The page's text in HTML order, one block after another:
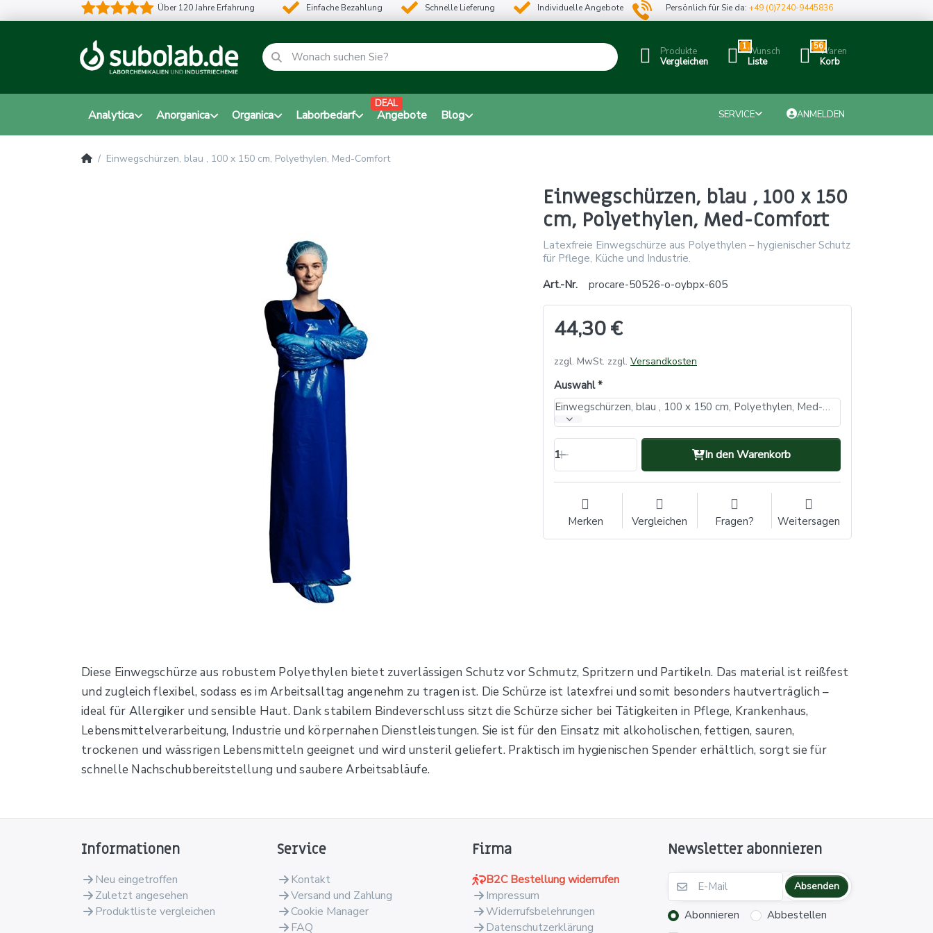
Über 120 Jahre Erfahrung Einfache Bezahlung Schnelle Lieferung Individuelle Angebote Persönlich für Sie da:+49 (0)7240-9445836
Produkte
Vergleichen
1Wunsch
Liste
56Waren
Korb
Analytica Anorganica Organica Laborbedarf Angebote
DEAL
Blog SERVICE ANMELDEN
Einwegschürzen, blau , 100 x 150 cm, Polyethylen, Med-Comfort
Einwegschürzen, blau , 100 x 150
cm, Polyethylen, Med-Comfort
Latexfreie Einwegschürze aus Polyethylen – hygienischer Schutz
für Pflege, Küche und Industrie.
Art.-Nr.
procare-50526-o-oybpx-605
44,30 €
zzgl. MwSt. zzgl. Versandkosten
Auswahl
Einwegschürzen, blau , 100 x 150 cm, Polyethylen, Med-Comfort (VE: 4, Inhalt: 50 Stück)
1 In den Warenkorb
Merken Vergleichen Fragen? Weitersagen
Diese Einwegschürze aus robustem Polyethylen bietet zuverlässigen Schutz vor Schmutz, Spritzern und Partikeln. Das material ist reißfest
und zugleich flexibel, sodass es im Arbeitsalltag angenehm zu tragen ist. Die Schürze ist latexfrei und somit besonders hautverträglich –
ideal für Allergiker und sensible Haut. Dank stabilem Bindeverschluss sitzt die Schürze sicher bei Tätigkeiten in Pflege, Krankenhaus,
Lebensmittelverarbeitung, Industrie und körpernahen Dienstleistungen. Sie ist für den Einsatz mit alkoholischen, fettigen, sauren,
trockenen und wässrigen Lebensmitteln geeignet und wird unsteril geliefert. Praktisch im hygienischen Spender erhältlich, sorgt sie für
schnelle Nachschubbereitstellung und saubere Arbeitsabläufe.
Informationen
Neu eingetroffen
Zuletzt angesehen
Produktliste vergleichen
Service
Kontakt
Versand und Zahlung
Cookie Manager
FAQ
Firma
B2C Bestellung widerrufen
Impressum
Widerrufsbelehrungen
Datenschutzerklärung
Newsletter abonnieren
Absenden
Abonnieren Abbestellen